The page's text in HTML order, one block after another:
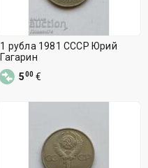
1 рубла 1981 СССР Юрий
Гагарин
500 €